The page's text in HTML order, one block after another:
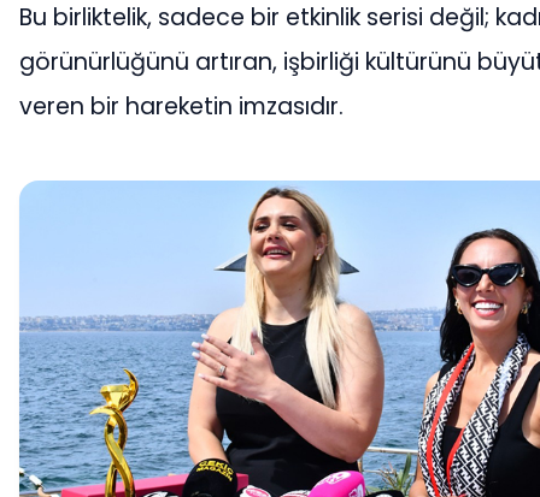
Bu birliktelik, sadece bir etkinlik serisi değil;
görünürlüğünü artıran, işbirliği kültürünü
veren bir hareketin imzasıdır.